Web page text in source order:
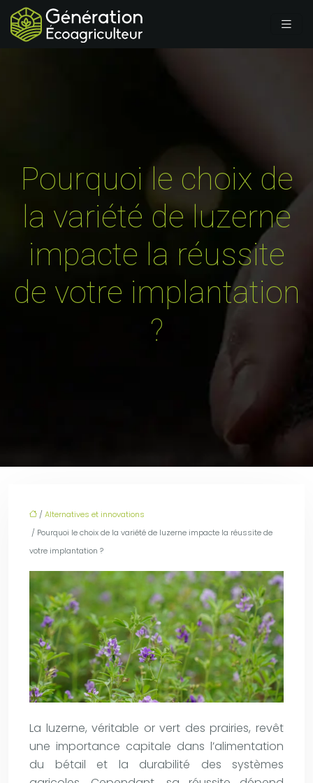
Pourquoi le choix de
la variété de luzerne
impacte la réussite
de votre implantation
?
/Alternatives et innovations
/ Pourquoi le choix de la variété de luzerne impacte la réussite de
votre implantation ?
La luzerne, véritable or vert des prairies, revêt
une importance capitale dans l’alimentation
du bétail et la durabilité des systèmes